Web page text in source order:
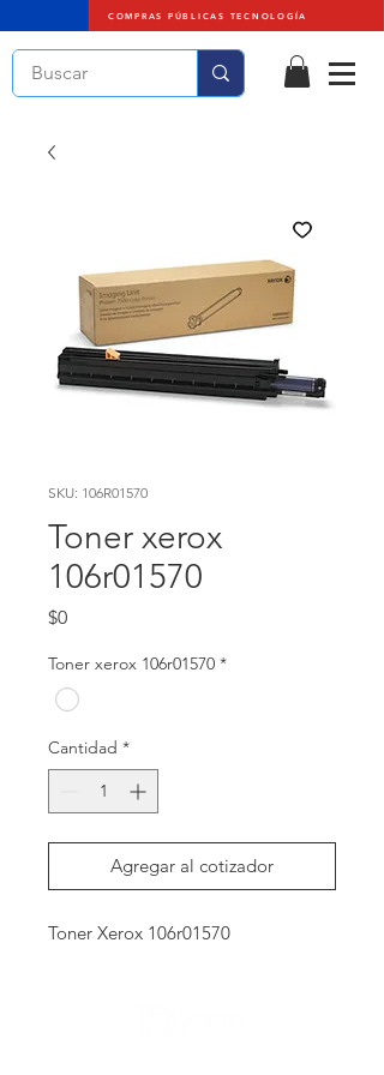
COMPRAS PÚBLICAS TECNOLOGÍA
SKU: 106R01570
Toner xerox
106r01570
$0Precio
Toner xerox 106r01570 *
Cantidad *
Agregar al cotizador
Toner Xerox 106r01570